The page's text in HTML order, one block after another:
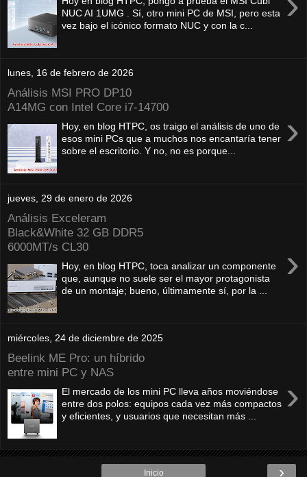
NUC AI 1UMG . Sí, otro mini PC de MSI, pero esta
vez bajo el icónico formato NUC y con la c...
lunes, 16 de febrero de 2026
Análisis MSI PRO DP10
A14MG con Intel Core i7-14700
›
Hoy, en blog HTPC, os traigo el análisis de uno de
esos mini PCs que a muchos nos encantaría tener
sobre el escritorio. Y no, no es porque...
jueves, 29 de enero de 2026
Análisis Exceleram
Black&White 32 GB DDR5
6000MT/s CL30
›
Hoy, en blog HTPC, toca analizar un componente
que, aunque no suele ser el mayor protagonista
de un montaje; bueno, últimamente sí, por la ...
miércoles, 24 de diciembre de 2025
Beelink ME Pro: un híbrido
entre mini PC y NAS
›
El mercado de los mini PC lleva años moviéndose
entre dos polos: equipos cada vez más compactos
y eficientes, y usuarios que necesitan más ...
›
Inicio